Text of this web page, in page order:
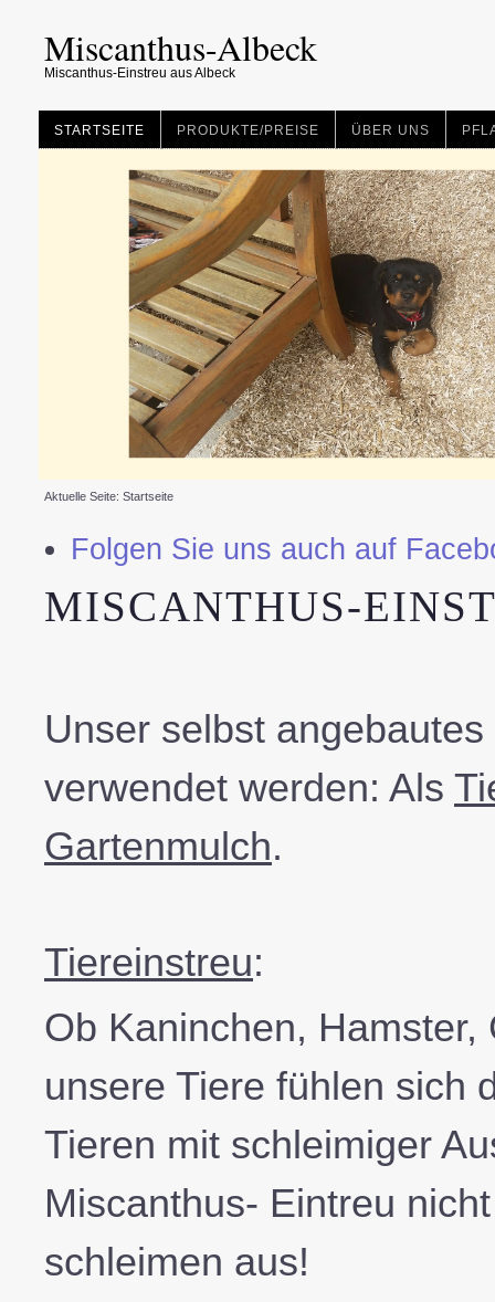
Miscanthus-Albeck
Miscanthus-Einstreu aus Albeck
STARTSEITE PRODUKTE/PREISE ÜBER UNS
Aktuelle Seite: Startseite
Folgen Sie uns auch auf
MISCANTHUS-
Unser selbst
verwendet werden: Als
Gartenmulch.
Tiereinstreu:
Ob Kaninchen,
unsere Tiere fühlen sich
Tieren mit schleimiger
Miscanthus- Eintreu
schleimen aus!